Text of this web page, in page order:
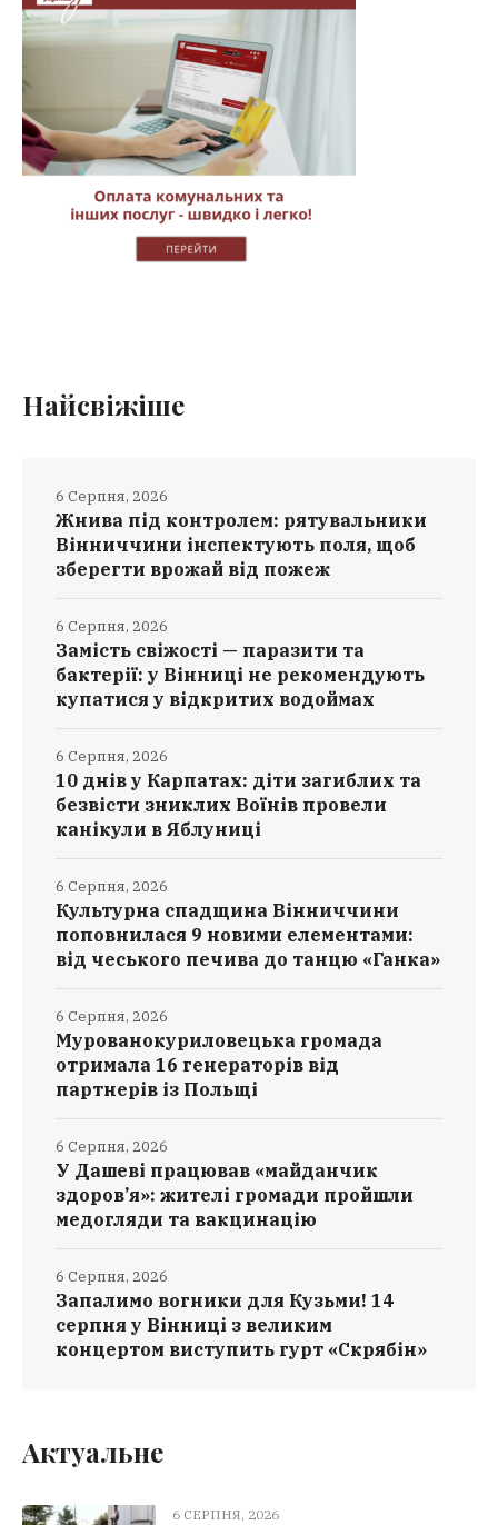
Найсвіжіше
Жнива під контролем: рятувальники
Вінниччини інспектують поля, щоб
зберегти врожай від пожеж
6 Серпня, 2026
Замість свіжості — паразити та
бактерії: у Вінниці не рекомендують
купатися у відкритих водоймах
6 Серпня, 2026
10 днів у Карпатах: діти загиблих та
безвісти зниклих Воїнів провели
канікули в Яблуниці
6 Серпня, 2026
Культурна спадщина Вінниччини
поповнилася 9 новими елементами:
від чеського печива до танцю «Ганка»
6 Серпня, 2026
Мурованокуриловецька громада
отримала 16 генераторів від
партнерів із Польщі
6 Серпня, 2026
У Дашеві працював «майданчик
здоров’я»: жителі громади пройшли
медогляди та вакцинацію
6 Серпня, 2026
Запалимо вогники для Кузьми! 14
серпня у Вінниці з великим
концертом виступить гурт «Скрябін»
6 Серпня, 2026
Актуальне
6 СЕРПНЯ, 2026